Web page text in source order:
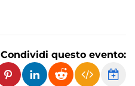
Condividi questo evento: